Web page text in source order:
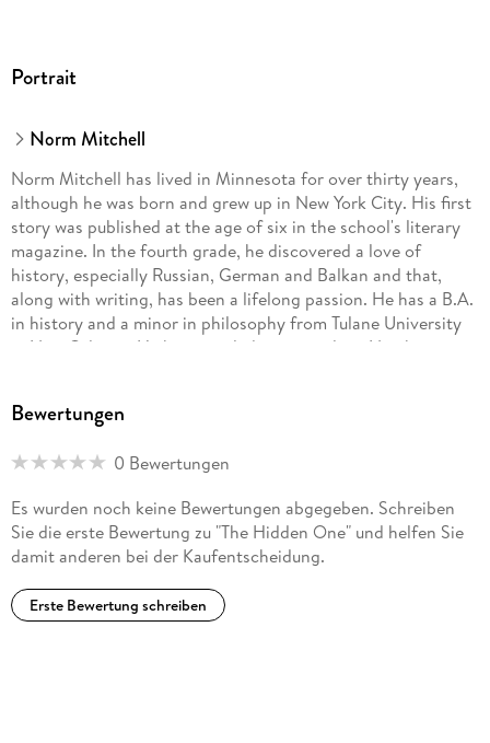
Portrait
Norm Mitchell
Norm Mitchell has lived in Minnesota for over thirty years,
although he was born and grew up in New York City. His first
story was published at the age of six in the school's literary
magazine. In the fourth grade, he discovered a love of
history, especially Russian, German and Balkan and that,
along with writing, has been a lifelong passion. He has a B.A.
in history and a minor in philosophy from Tulane University
in New Orleans. He has traveled extensively in North
Bewertungen
0 Bewertungen
Es wurden noch keine Bewertungen abgegeben. Schreiben
Sie die erste Bewertung zu "The Hidden One" und helfen Sie
damit anderen bei der Kaufentscheidung.
Erste Bewertung schreiben